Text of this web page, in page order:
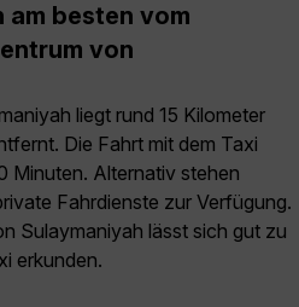
am besten vom
von
liegt rund 15 Kilometer
Die Fahrt mit dem Taxi
Minuten. Alternativ stehen
Fahrdienste zur Verfügung.
Sulaymaniyah lässt sich gut zu
erkunden.